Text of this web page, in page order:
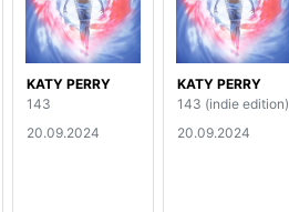
KATY PERRY
143
20.09.2024
KATY PERRY
143 (indie edition)
20.09.2024